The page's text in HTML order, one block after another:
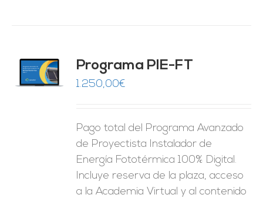
Programa PIE-FT
1.250,00€
Pago total del Programa Avanzado
de Proyectista Instalador de
Energía Fototérmica 100% Digital.
Incluye reserva de la plaza, acceso
a la Academia Virtual y al contenido